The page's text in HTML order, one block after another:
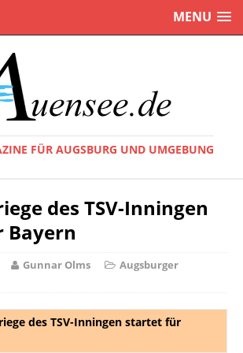
MENU
FÜR AUGSBURG UND UMGEBUNG
des TSV-Inningen
Gunnar Olms
Augsburger
des TSV-Inningen startet für